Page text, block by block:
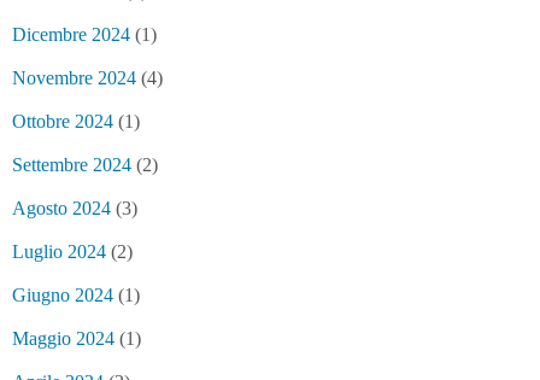
Dicembre 2024 (1)
Novembre 2024 (4)
Ottobre 2024 (1)
Settembre 2024 (2)
Agosto 2024 (3)
Luglio 2024 (2)
Giugno 2024 (1)
Maggio 2024 (1)